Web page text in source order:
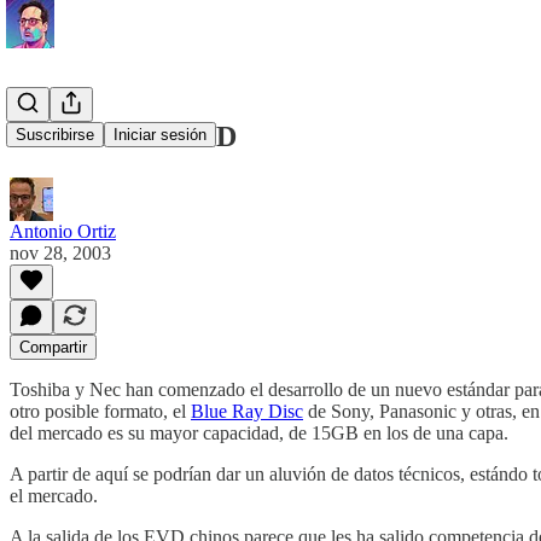
Suscribirse Iniciar sesión
El futuro del DVD
Antonio Ortiz
nov 28, 2003
Compartir
Toshiba y Nec han comenzado el desarrollo de un nuevo estándar
otro posible formato, el Blue Ray Disc de Sony, Panasonic y otras,
del mercado es su mayor capacidad, de 15GB en los de una capa.
A partir de aquí se podrían dar un aluvión de datos técnicos, estándo
el mercado.
A la salida de los EVD chinos parece que les ha salido competencia